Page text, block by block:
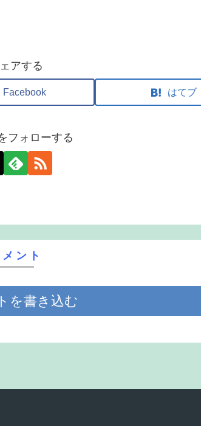
アする
Facebook はてブ
フォローする
ント
を書き込む